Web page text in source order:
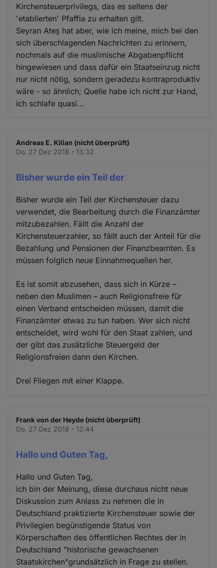
Kirchensteuerprivilegs, das es seitens der
'etablierten' Pfaffia zu erhalten gilt.
Seyran Ateş hat aber, wie ich meine, mich bei den
sich überschlagenden Nachrichten zu erinnern,
nochmals auf die muslimische Abgabenpflicht
hingewiesen und dass dafür ein Staatseinzug nicht
nur nicht nötig, sondern geradezu kontraproduktiv
wäre - so ähnlich; Quelle habe ich nicht zur Hand,
ich schlafe quasi...
Andreas E. Kilian (nicht überprüft)
Do. 27 Dez 2018 - 13:32
Bisher wurde ein Teil der
Bisher wurde ein Teil der Kirchensteuer dazu
verwendet, die Bearbeitung durch die Finanzämter
mitzubezahlen. Fällt die Anzahl der
Kirchensteuerzahler, so fällt auch der Anteil für die
Bezahlung und Pensionen der Finanzbeamten. Es
müssen folglich neue Einnahmequellen her.
Es ist somit abzusehen, dass sich in Kürze –
neben den Muslimen – auch Religionsfreie für
einen Verband entscheiden müssen, damit die
Finanzämter etwas zu tun haben. Wer sich nicht
entscheidet, wird wohl für den Staat zahlen, und
der gibt das zusätzliche Steuergeld der
Religionsfreien dann den Kirchen.
Drei Fliegen mit einer Klappe.
Frank von der Heyde (nicht überprüft)
Do. 27 Dez 2018 - 13:44
Hallo und Guten Tag,
Hallo und Guten Tag,
ich bin der Meinung, diese durchaus nicht neue
Diskussion zum Anlass zu nehmen die in
Deutschland praktizierte Kirchensteuer sowie der
Privilegien begünstigende Status von
Körperschaften des öffentlichen Rechtes der in
Deutschland "historische gewachsenen
Staatskirchen"grundsätzlich in Frage zu stellen.